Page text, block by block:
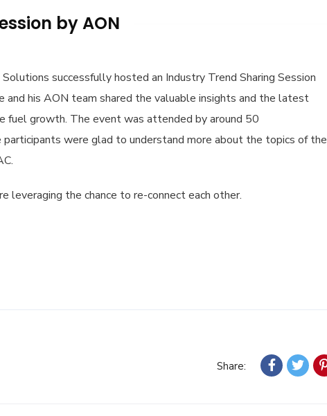
by AON
successfully hosted an Industry Trend Sharing Session
his AON team shared the valuable insights and the latest
fuel growth. The event was attended by around 50
were glad to understand more about the topics of the
leveraging the chance to re-connect each other.
Share: